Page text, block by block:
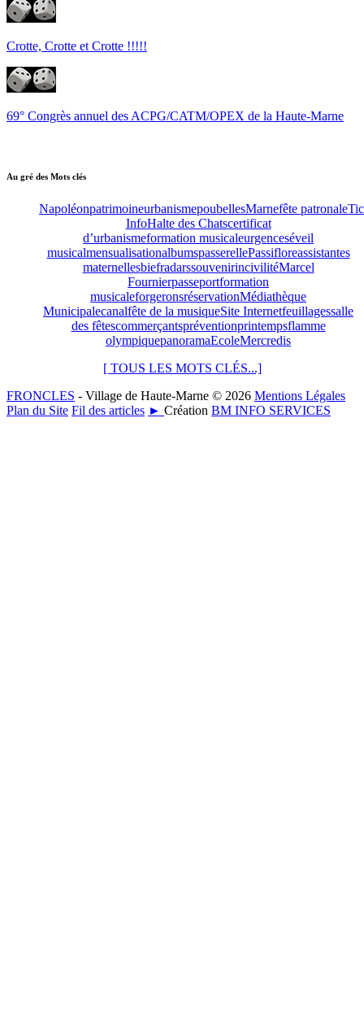
Crotte, Crotte et Crotte !!!!!
69° Congrès annuel des ACPG/CATM/OPEX de la Haute-Marne
Au gré des Mots clés
NapoléonpatrimoineurbanismepoubellesMarnefête patronale
InfoHalte des Chatscertificat
d’urbanismeformation musicaleurgenceséveil
musicalmensualisationalbumspasserellePassifloreassistantes
maternellesbiefradarssouvenirincivilitéMarcel
Fournierpasseportformation
musicaleforgeronsréservationMédiathèque
Municipalecanalfête de la musiqueSite Internetfeuillagessalle
des fêtescommerçantspréventionprintempsflamme
olympiquepanoramaEcoleMercredis
[ TOUS LES MOTS CLÉS...]
FRONCLES - Village de Haute-Marne © 2026 Mentions Légales
Plan du Site Fil des articles ► Création BM INFO SERVICES